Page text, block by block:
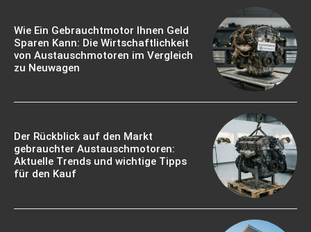
Wie Ein Gebrauchtmotor Ihnen Geld
Sparen Kann: Die Wirtschaftlichkeit
von Austauschmotoren im Vergleich
zu Neuwagen
Der Rückblick auf den Markt
gebrauchter Austauschmotoren:
Aktuelle Trends und wichtige Tipps
für den Kauf